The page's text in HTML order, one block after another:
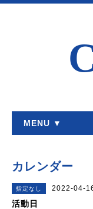
MENU ▼
カレンダー
指定なし 2022-04-
活動日